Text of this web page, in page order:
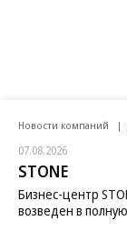
Новости компаний
07.08.2026
STONE
Бизнес-центр
возведен в